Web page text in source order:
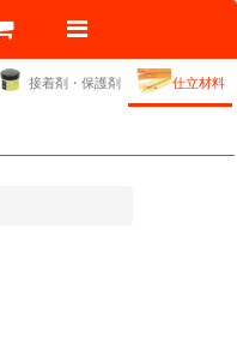
接着剤・保護剤 仕立材料